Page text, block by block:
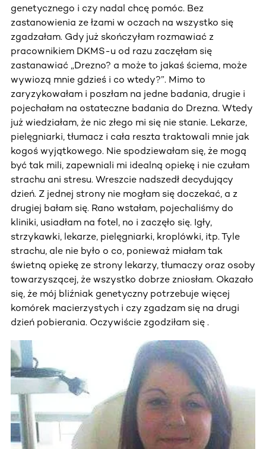
genetycznego i czy nadal chcę pomóc. Bez
zastanowienia ze łzami w oczach na wszystko się
zgadzałam. Gdy już skończyłam rozmawiać z
pracownikiem DKMS-u od razu zaczęłam się
zastanawiać „Drezno? a może to jakaś ściema, może
wywiozą mnie gdzieś i co wtedy?”. Mimo to
zaryzykowałam i poszłam na jedne badania, drugie i
pojechałam na ostateczne badania do Drezna. Wtedy
już wiedziałam, że nic złego mi się nie stanie. Lekarze,
pielęgniarki, tłumacz i cała reszta traktowali mnie jak
kogoś wyjątkowego. Nie spodziewałam się, że mogą
być tak mili, zapewniali mi idealną opiekę i nie czułam
strachu ani stresu. Wreszcie nadszedł decydujący
dzień. Z jednej strony nie mogłam się doczekać, a z
drugiej bałam się. Rano wstałam, pojechaliśmy do
kliniki, usiadłam na fotel, no i zaczęło się. Igły,
strzykawki, lekarze, pielęgniarki, kroplówki, itp. Tyle
strachu, ale nie było o co, ponieważ miałam tak
świetną opiekę ze strony lekarzy, tłumaczy oraz osoby
towarzyszącej, że wszystko dobrze zniosłam. Okazało
się, że mój bliźniak genetyczny potrzebuje więcej
komórek macierzystych i czy zgadzam się na drugi
dzień pobierania. Oczywiście zgodziłam się .